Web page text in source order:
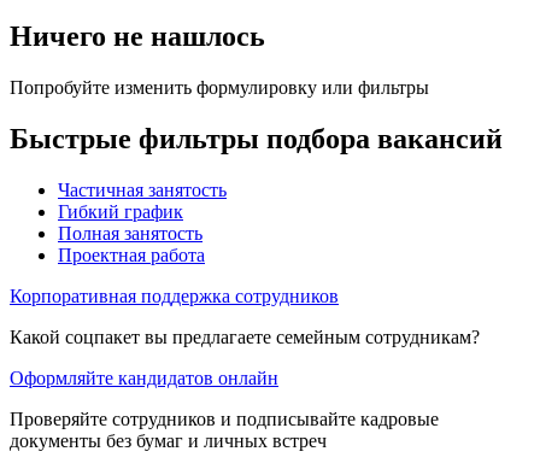
Ничего не нашлось
Попробуйте изменить формулировку или фильтры
Быстрые фильтры подбора вакансий
Частичная занятость
Гибкий график
Полная занятость
Проектная работа
Корпоративная поддержка сотрудников
Какой соцпакет вы предлагаете семейным сотрудникам?
Оформляйте кандидатов онлайн
Проверяйте сотрудников и подписывайте кадровые
документы без бумаг и личных встреч